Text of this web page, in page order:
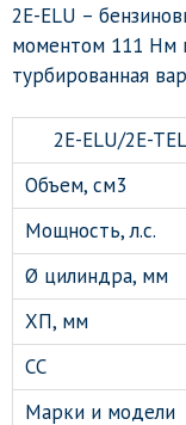
2E-ELU –
моментом 111 Нм
турбированная
2E-ELU/2E-
Объем, см3
Мощность, л.с.
Ø цилиндра, мм
ХП, мм
СС
Марки и модели